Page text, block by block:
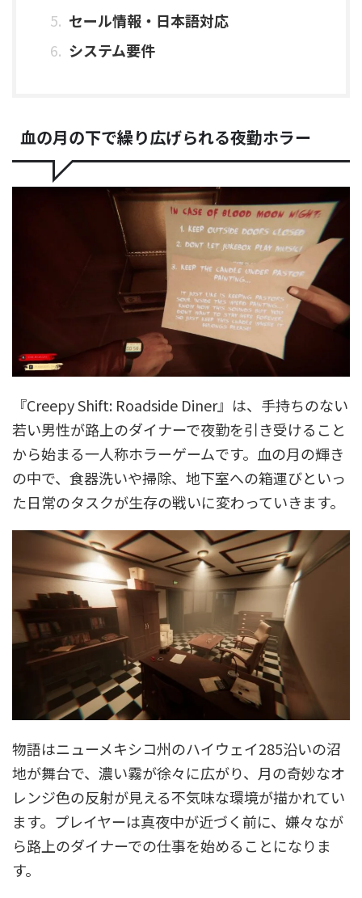
セール情報・日本語対応
システム要件
血の月の下で繰り広げられる夜勤ホラー
『Creepy Shift: Roadside Diner』は、手持ちのない
若い男性が路上のダイナーで夜勤を引き受けること
から始まる一人称ホラーゲームです。血の月の輝き
の中で、食器洗いや掃除、地下室への箱運びといっ
た日常のタスクが生存の戦いに変わっていきます。
物語はニューメキシコ州のハイウェイ285沿いの沼
地が舞台で、濃い霧が徐々に広がり、月の奇妙なオ
レンジ色の反射が見える不気味な環境が描かれてい
ます。プレイヤーは真夜中が近づく前に、嫌々なが
ら路上のダイナーでの仕事を始めることになりま
す。